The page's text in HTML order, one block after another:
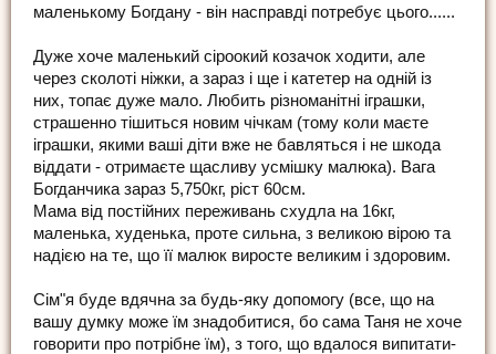
маленькому Богдану - він насправді потребує цього......
Дуже хоче маленький сіроокий козачок ходити, але
через сколоті ніжки, а зараз і ще і катетер на одній із
них, топає дуже мало. Любить різноманітні іграшки,
страшенно тішиться новим чічкам (тому коли маєте
іграшки, якими ваші діти вже не бавляться і не шкода
віддати - отримаєте щасливу усмішку малюка). Вага
Богданчика зараз 5,750кг, ріст 60см.
Мама від постійних переживань схудла на 16кг,
маленька, худенька, проте сильна, з великою вірою та
надією на те, що її малюк виросте великим і здоровим.
Сім"я буде вдячна за будь-яку допомогу (все, що на
вашу думку може їм знадобитися, бо сама Таня не хоче
говорити про потрібне їм), з того, що вдалося випитати-